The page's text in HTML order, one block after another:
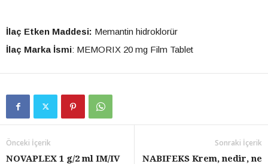
İlaç Etken Maddesi: Memantin hidroklorür
İlaç Marka İsmi: MEMORIX 20 mg Film Tablet
Önceki İçerik
NOVAPLEX 1 g/2 ml IM/IV
Sonraki İçerik
NABIFEKS Krem, nedir, ne